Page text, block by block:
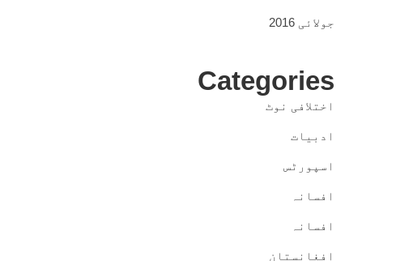
جولائی 2016
Categories
اختلافی نوٹ
ادبیات
اسپورٹس
افسانہ
افسانہ
افغانستان